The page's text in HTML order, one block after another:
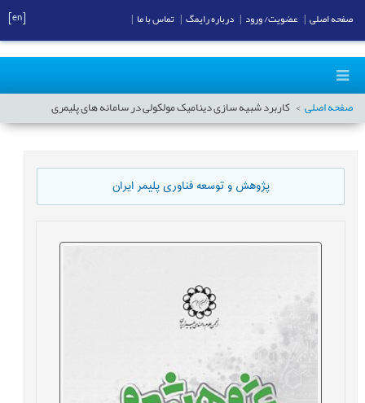
صفحه اصلی کاربرد شبیه سازی دینامیک مولکولی در سامانه های پلیمری
پژوهش و توسعه فناوری پلیمر ایران
صفحه اصلی عضویت/ ورود درباره رایمگ تماس با ما